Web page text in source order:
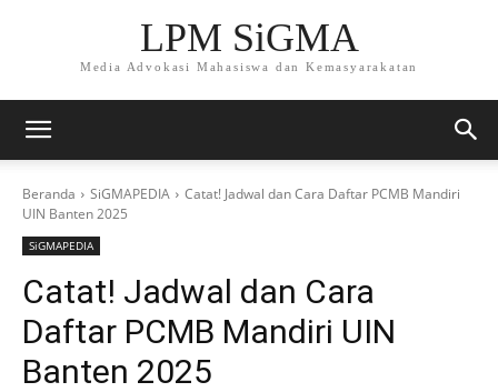
LPM SiGMA
Media Advokasi Mahasiswa dan Kemasyarakatan
Beranda SiGMAPEDIA
Catat! Jadwal dan Cara Daftar PCMB Mandiri
UIN Banten 2025
SiGMAPEDIA
Catat! Jadwal dan Cara
Daftar PCMB Mandiri UIN
Banten 2025